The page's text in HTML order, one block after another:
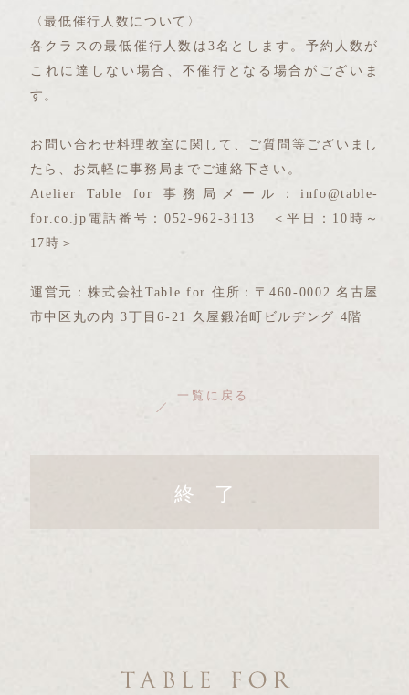
〈最低催行人数について〉
各クラスの最低催行人数は3名とします。予約人数が
これに達しない場合、不催行となる場合がございま
す。
お問い合わせ料理教室に関して、ご質問等ございまし
たら、お気軽に事務局までご連絡下さい。
Atelier Table for 事務局メール：info@table-
for.co.jp電話番号：052-962-3113 ＜平日：10時～
17時＞
運営元：株式会社Table for 住所：〒460-0002 名古屋
市中区丸の内 3丁目6-21 久屋鍛冶町ビルヂング 4階
一覧に戻る
終 了